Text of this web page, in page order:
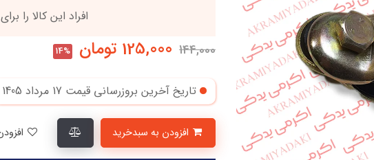
گذشته افراد‌ این کالا را برای
144,000
125,000 تومان 14%
تاریخ آخرین بروزرسانی قیمت 17 مرداد 1405